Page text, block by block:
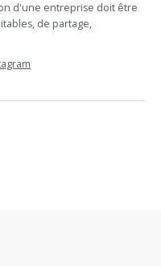
d'une entreprise doit être
de partage,